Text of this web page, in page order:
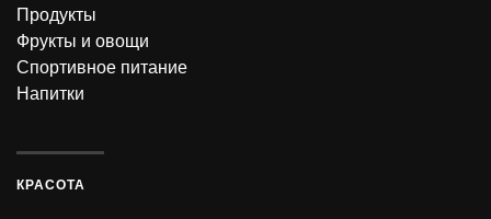
Продукты
Фрукты и овощи
Спортивное питание
Напитки
КРАСОТА